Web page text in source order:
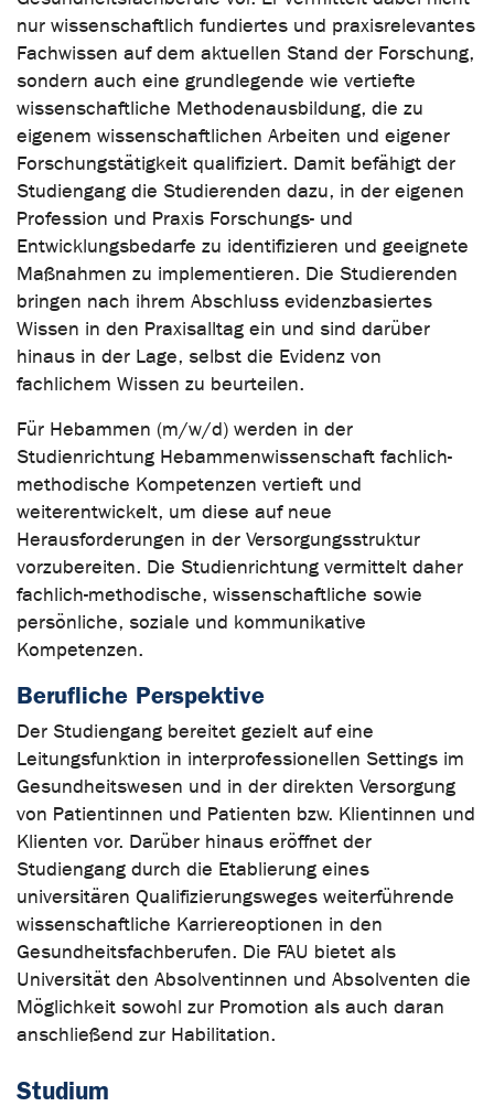
nur wissenschaftlich fundiertes und praxisrelevantes
Fachwissen auf dem aktuellen Stand der Forschung,
sondern auch eine grundlegende wie vertiefte
wissenschaftliche Methodenausbildung, die zu
eigenem wissenschaftlichen Arbeiten und eigener
Forschungstätigkeit qualifiziert. Damit befähigt der
Studiengang die Studierenden dazu, in der eigenen
Profession und Praxis Forschungs- und
Entwicklungsbedarfe zu identifizieren und geeignete
Maßnahmen zu implementieren. Die Studierenden
bringen nach ihrem Abschluss evidenzbasiertes
Wissen in den Praxisalltag ein und sind darüber
hinaus in der Lage, selbst die Evidenz von
fachlichem Wissen zu beurteilen.
Für Hebammen (m/w/d) werden in der
Studienrichtung Hebammenwissenschaft fachlich-
methodische Kompetenzen vertieft und
weiterentwickelt, um diese auf neue
Herausforderungen in der Versorgungsstruktur
vorzubereiten. Die Studienrichtung vermittelt daher
fachlich-methodische, wissenschaftliche sowie
persönliche, soziale und kommunikative
Kompetenzen.
Berufliche Perspektive
Der Studiengang bereitet gezielt auf eine
Leitungsfunktion in interprofessionellen Settings im
Gesundheitswesen und in der direkten Versorgung
von Patientinnen und Patienten bzw. Klientinnen und
Klienten vor. Darüber hinaus eröffnet der
Studiengang durch die Etablierung eines
universitären Qualifizierungsweges weiterführende
wissenschaftliche Karriereoptionen in den
Gesundheitsfachberufen. Die FAU bietet als
Universität den Absolventinnen und Absolventen die
Möglichkeit sowohl zur Promotion als auch daran
anschließend zur Habilitation.
Studium